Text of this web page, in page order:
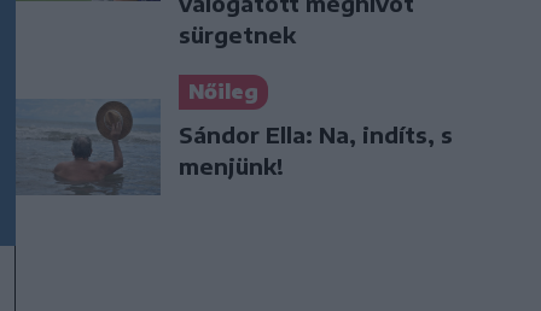
sürgetnek
Nőileg
Sándor Ella: Na, indíts, s
menjünk!